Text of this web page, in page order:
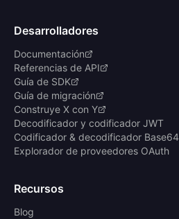
Desarrolladores
Documentación
Referencias de API
Guía de SDK
Guía de migración
Construye X con Y
Decodificador y codificador JWT
Codificador & decodificador Base64
Explorador de proveedores OAuth
Recursos
Blog